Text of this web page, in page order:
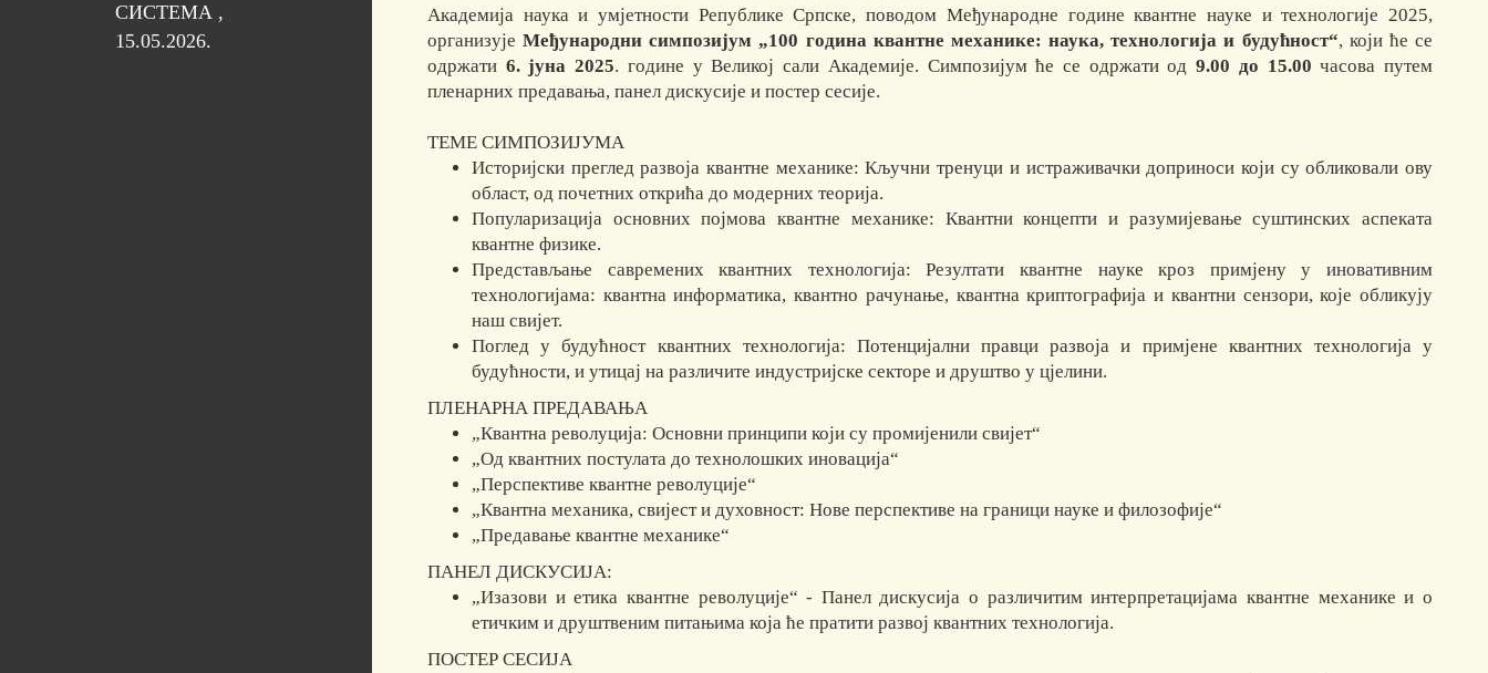
СИСТЕМА ,
15.05.2026.
Академија наука и умјетности Републике Српске, поводом Међународне године квантне науке и технологије 2025,
организујеМеђународни симпозијум „100 година квантне механике: наука, технологија и будућност“, који ће се
одржати 6. јуна 2025. године у Великој сали Академије. Симпозијум ће се одржати од9.00 до 15.00 часова путем
пленарних предавања, панел дискусије и постер сесије.
ТЕМЕ СИМПОЗИЈУМА
Историјски преглед развоја квантне механике: Кључни тренуци и истраживачки доприноси који су обликовали ову
област, од почетних открића до модерних теорија.
Популаризација основних појмова квантне механике: Квантни концепти и разумијевање суштинских аспеката
квантне физике.
Представљање савремених квантних технологија: Резултати квантне науке кроз примјену у иновативним
технологијама: квантна информатика, квантно рачунање, квантна криптографија и квантни сензори, које обликују
наш свијет.
Поглед у будућност квантних технологија: Потенцијални правци развоја и примјене квантних технологија у
будућности, и утицај на различите индустријске секторе и друштво у цјелини.
ПЛЕНАРНА ПРЕДАВАЊА
„Квантна револуција: Основни принципи који су промијенили свијет“
„Од квантних постулата до технолошких иновација“
„Перспективе квантне револуције“
„Квантна механика, свијест и духовност: Нове перспективе на граници науке и филозофије“
„Предавање квантне механике“
ПАНЕЛ ДИСКУСИЈА:
„Изазови и етика квантне револуције“ - Панел дискусија о различитим интерпретацијама квантне механике и о
етичким и друштвеним питањима која ће пратити развој квантних технологија.
ПОСТЕР СЕСИЈА